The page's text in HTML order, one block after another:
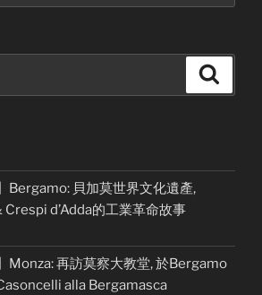
Bergamo: 貝加莫世界文化遺產,
Crespi d’Adda的工業革命故事
Monza: 再訪莫察大教堂, 於Bergamo
alla Bergamasca